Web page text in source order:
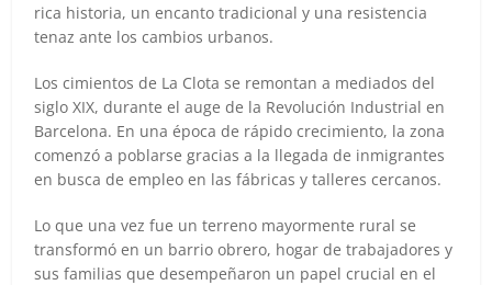
rica historia, un encanto tradicional y una resistencia
tenaz ante los cambios urbanos.
Los cimientos de La Clota se remontan a mediados del
siglo XIX, durante el auge de la Revolución Industrial en
Barcelona. En una época de rápido crecimiento, la zona
comenzó a poblarse gracias a la llegada de inmigrantes
en busca de empleo en las fábricas y talleres cercanos.
Lo que una vez fue un terreno mayormente rural se
transformó en un barrio obrero, hogar de trabajadores y
sus familias que desempeñaron un papel crucial en el